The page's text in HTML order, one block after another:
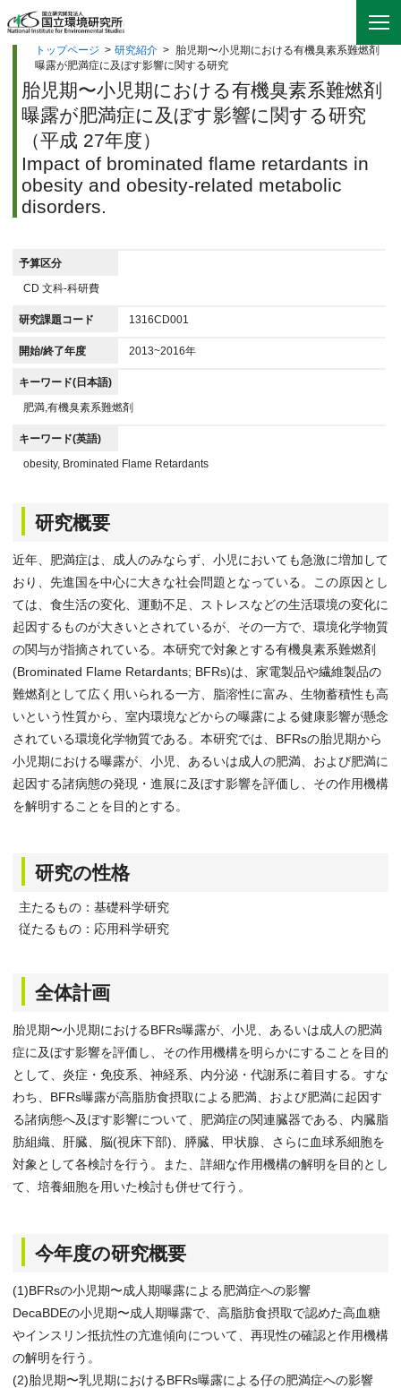
トップページ > 研究紹介 > 胎児期〜小児期における有機臭素系難燃剤
曝露が肥満症に及ぼす影響に関する研究
胎児期〜小児期における有機臭素系難燃剤
曝露が肥満症に及ぼす影響に関する研究
（平成 27年度）
Impact of brominated flame retardants in
obesity and obesity-related metabolic
disorders.
予算区分
CD 文科-科研費
研究課題コード 1316CD001
開始/終了年度 2013~2016年
キーワード(日本語)
肥満,有機臭素系難燃剤
キーワード(英語)
obesity, Brominated Flame Retardants
研究概要
近年、肥満症は、成人のみならず、小児においても急激に増加して
おり、先進国を中心に大きな社会問題となっている。この原因とし
ては、食生活の変化、運動不足、ストレスなどの生活環境の変化に
起因するものが大きいとされているが、その一方で、環境化学物質
の関与が指摘されている。本研究で対象とする有機臭素系難燃剤
(Brominated Flame Retardants; BFRs)は、家電製品や繊維製品の
難燃剤として広く用いられる一方、脂溶性に富み、生物蓄積性も高
いという性質から、室内環境などからの曝露による健康影響が懸念
されている環境化学物質である。本研究では、BFRsの胎児期から
小児期における曝露が、小児、あるいは成人の肥満、および肥満に
起因する諸病態の発現・進展に及ぼす影響を評価し、その作用機構
を解明することを目的とする。
研究の性格
主たるもの：基礎科学研究
従たるもの：応用科学研究
全体計画
胎児期〜小児期におけるBFRs曝露が、小児、あるいは成人の肥満
症に及ぼす影響を評価し、その作用機構を明らかにすることを目的
として、炎症・免疫系、神経系、内分泌・代謝系に着目する。すな
わち、BFRs曝露が高脂肪食摂取による肥満、および肥満に起因す
る諸病態へ及ぼす影響について、肥満症の関連臓器である、内臓脂
肪組織、肝臓、脳(視床下部)、膵臓、甲状腺、さらに血球系細胞を
対象として各検討を行う。また、詳細な作用機構の解明を目的とし
て、培養細胞を用いた検討も併せて行う。
今年度の研究概要
(1)BFRsの小児期〜成人期曝露による肥満症への影響
DecaBDEの小児期〜成人期曝露で、高脂肪食摂取で認めた高血糖
やインスリン抵抗性の亢進傾向について、再現性の確認と作用機構
の解明を行う。
(2)胎児期〜乳児期におけるBFRs曝露による仔の肥満症への影響